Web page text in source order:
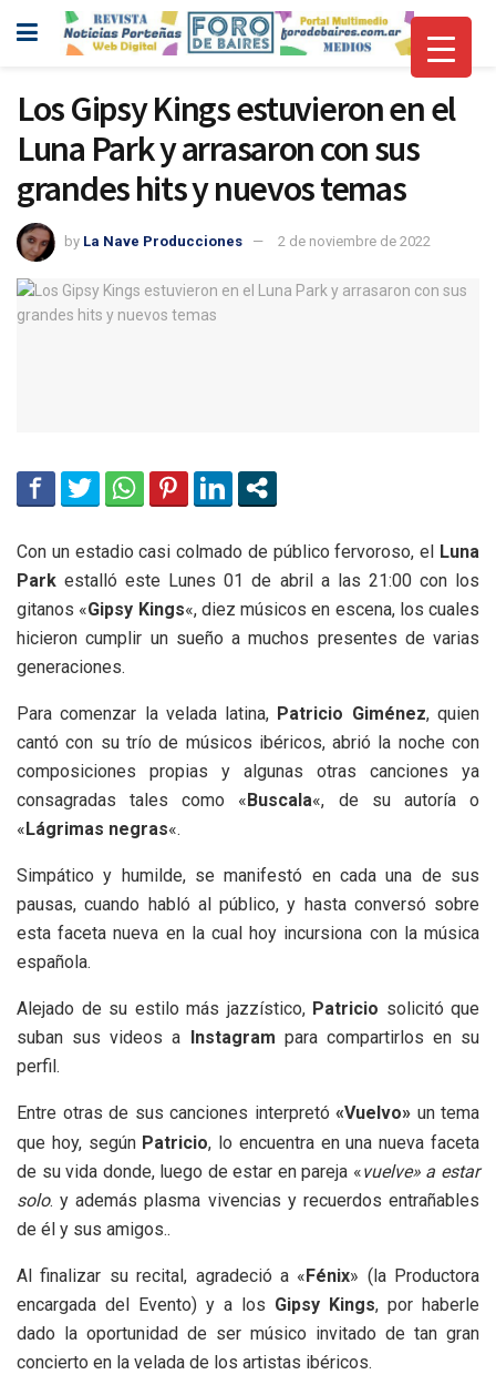
Los Gipsy Kings estuvieron en el
Luna Park y arrasaron con sus
grandes hits y nuevos temas
by La Nave Producciones 2 de noviembre de 2022
Con un estadio casi colmado de público fervoroso, el Luna
Park estalló este Lunes 01 de abril a las 21:00 con los
gitanos «Gipsy Kings«, diez músicos en escena, los cuales
hicieron cumplir un sueño a muchos presentes de varias
generaciones.
Para comenzar la velada latina, Patricio Giménez, quien
cantó con su trío de músicos ibéricos, abrió la noche con
composiciones propias y algunas otras canciones ya
consagradas tales como « Buscala«, de su autoría o
« Lágrimas negras«.
Simpático y humilde, se manifestó en cada una de sus
pausas, cuando habló al público, y hasta conversó sobre
esta faceta nueva en la cual hoy incursiona con la música
española.
Alejado de su estilo más jazzístico,Patricio solicitó que
suban sus videos a
Instagram para compartirlos en su
perfil.
Entre otras de sus canciones interpretó «Vuelvo» un tema
que hoy, según Patricio, lo encuentra en una nueva faceta
de su vida donde, luego de estar en pareja «vuelve» a estar
solo. y además plasma vivencias y recuerdos entrañables
de él y sus amigos..
Al finalizar su recital, agradeció a «Fénix» (la Productora
encargada del Evento) y a los Gipsy Kings, por haberle
dado la oportunidad de ser músico invitado de tan gran
concierto en la velada de los artistas ibéricos.